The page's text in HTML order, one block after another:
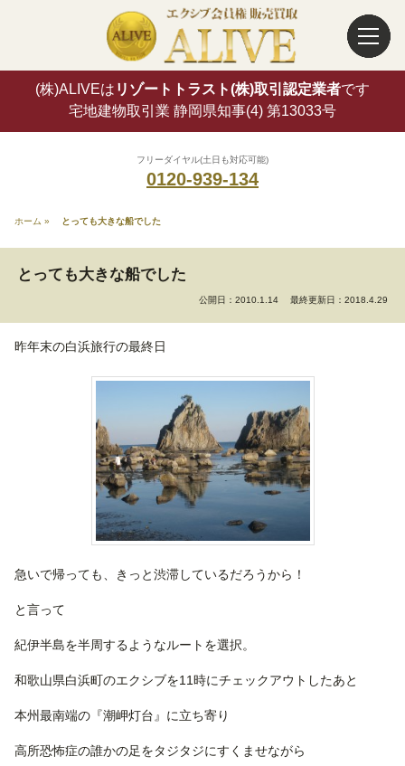
(株)ALIVEは リゾートトラスト(株)取引認定業者です
宅地建物取引業 静岡県知事(4) 第13033号
フリーダイヤル(土日も対応可能)
0120-939-134
ホーム » とっても大きな船でした
とっても大きな船でした
公開日：2010.1.14 最終更新日：2018.4.29
昨年末の白浜旅行の最終日
急いで帰っても、きっと渋滞しているだろうから！
と言って
紀伊半島を半周するようなルートを選択。
和歌山県白浜町のエクシブを11時にチェックアウトしたあと
本州最南端の『潮岬灯台』に立ち寄り
高所恐怖症の誰かの足をタジタジにすくませながら